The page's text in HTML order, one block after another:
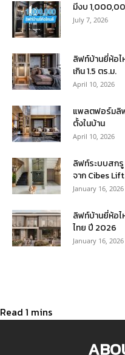
มีงบ
July 7, 2026
ลิฟท์บ้านยี่ห้อไ
เกิน 1.5 ตร.ม.
April 10, 2026
แพลตฟอร์มลิฟ
ตั้งในบ้าน
April 10, 2026
ลิฟท์ระบบสกรู
จาก Cibes Lift
January 16, 2026
ลิฟท์บ้านยี่ห้อ
ไทย ปี 2026
January 16, 2026